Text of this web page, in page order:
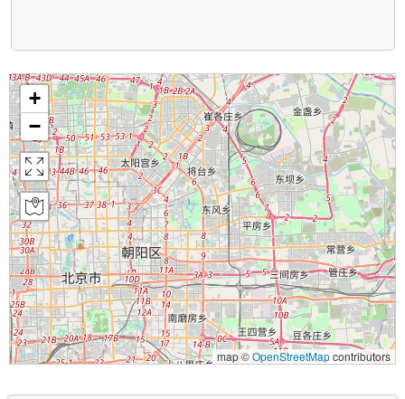
+
−
map ©OpenStreetMapcontributors